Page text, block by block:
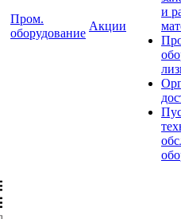
Пром.
оборудование
Акции
и